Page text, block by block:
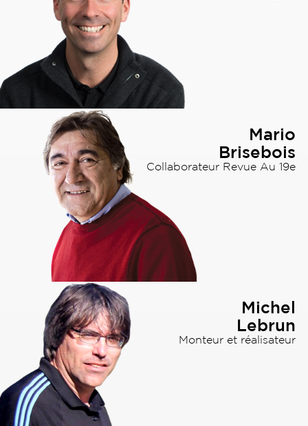
Mario
Brisebois
Collaborateur Revue Au 19e
Michel
Lebrun
Monteur et réalisateur